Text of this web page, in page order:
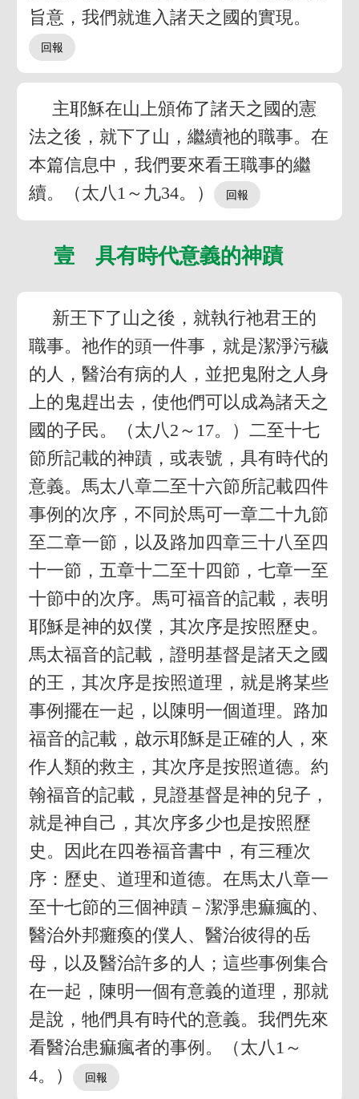
旨意，我們就進入諸天之國的實現。
主耶穌在山上頒佈了諸天之國的憲
法之後，就下了山，繼續祂的職事。在
本篇信息中，我們要來看王職事的繼
續。（太八1～九34。）
壹 具有時代意義的神蹟
新王下了山之後，就執行祂君王的
職事。祂作的頭一件事，就是潔淨污穢
的人，醫治有病的人，並把鬼附之人身
上的鬼趕出去，使他們可以成為諸天之
國的子民。（太八2～17。）二至十七
節所記載的神蹟，或表號，具有時代的
意義。馬太八章二至十六節所記載四件
事例的次序，不同於馬可一章二十九節
至二章一節，以及路加四章三十八至四
十一節，五章十二至十四節，七章一至
十節中的次序。馬可福音的記載，表明
耶穌是神的奴僕，其次序是按照歷史。
馬太福音的記載，證明基督是諸天之國
的王，其次序是按照道理，就是將某些
事例擺在一起，以陳明一個道理。路加
福音的記載，啟示耶穌是正確的人，來
作人類的救主，其次序是按照道德。約
翰福音的記載，見證基督是神的兒子，
就是神自己，其次序多少也是按照歷
史。因此在四卷福音書中，有三種次
序：歷史、道理和道德。在馬太八章一
至十七節的三個神蹟－潔淨患痲瘋的、
醫治外邦癱瘓的僕人、醫治彼得的岳
母，以及醫治許多的人；這些事例集合
在一起，陳明一個有意義的道理，那就
是說，牠們具有時代的意義。我們先來
看醫治患痲瘋者的事例。（太八1～
4。）